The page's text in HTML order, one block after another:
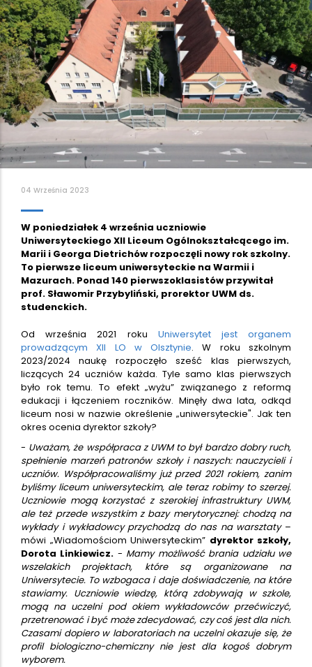
04 Września 2023
W poniedziałek 4 września uczniowie
Uniwersyteckiego XII Liceum Ogólnokształcącego im.
Marii i Georga Dietrichów rozpoczęli nowy rok szkolny.
To pierwsze liceum uniwersyteckie na Warmii i
Mazurach. Ponad 140 pierwszoklasistów przywitał
prof. Sławomir Przybyliński, prorektor UWM ds.
studenckich.
Od września 2021 roku Uniwersytet jest organem
prowadzącym XII LO w Olsztynie. W roku szkolnym
2023/2024 naukę rozpoczęło sześć klas pierwszych,
liczących 24 uczniów każda. Tyle samo klas pierwszych
było rok temu. To efekt „wyżu” związanego z reformą
edukacji i łączeniem roczników. Minęły dwa lata, odkąd
liceum nosi w nazwie określenie „uniwersyteckie". Jak ten
okres ocenia dyrektor szkoły?
- Uważam, że współpraca z UWM to był bardzo dobry ruch,
spełnienie marzeń patronów szkoły i naszych: nauczycieli i
uczniów. Współpracowaliśmy już przed 2021 rokiem, zanim
byliśmy liceum uniwersyteckim, ale teraz robimy to szerzej.
Uczniowie mogą korzystać z szerokiej infrastruktury UWM,
ale też przede wszystkim z bazy merytorycznej: chodzą na
wykłady i wykładowcy przychodzą do nas na warsztaty–
mówi „Wiadomościom Uniwersyteckim” dyrektor szkoły,
Dorota Linkiewicz. - Mamy możliwość brania udziału we
wszelakich projektach, które są organizowane na
Uniwersytecie. To wzbogaca i daje doświadczenie, na które
stawiamy. Uczniowie wiedzę, którą zdobywają w szkole,
mogą na uczelni pod okiem wykładowców przećwiczyć,
przetrenować i być może zdecydować, czy coś jest dla nich.
Czasami dopiero w laboratoriach na uczelni okazuje się, że
profil biologiczno-chemiczny nie jest dla kogoś dobrym
wyborem.